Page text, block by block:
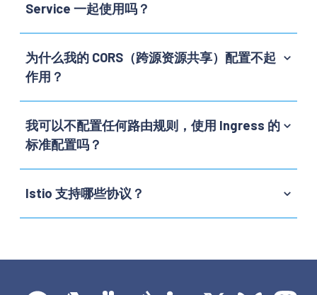
Service 一起使用吗？
为什么我的 CORS（跨源资源共享）配置不起
作用？
我可以不配置任何路由规则，使用 Ingress 的
标准配置吗？
Istio 支持哪些协议？